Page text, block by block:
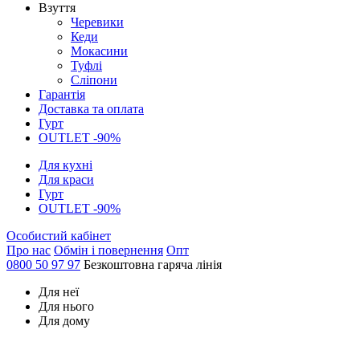
Взуття
Черевики
Кеди
Мокасини
Туфлі
Сліпони
Гарантія
Доставка та оплата
Гурт
OUTLET -90%
Для кухні
Для краси
Гурт
OUTLET -90%
Особистий кабінет
Про нас Обмін і повернення Опт
0800 50 97 97 Безкоштовна гаряча лінія
Для неї
Для нього
Для дому